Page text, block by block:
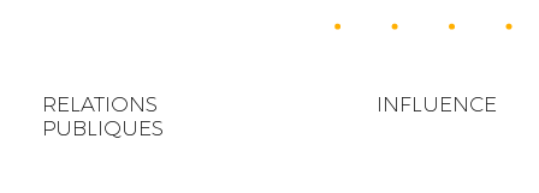
RELATIONS
PUBLIQUES
INFLUENCE